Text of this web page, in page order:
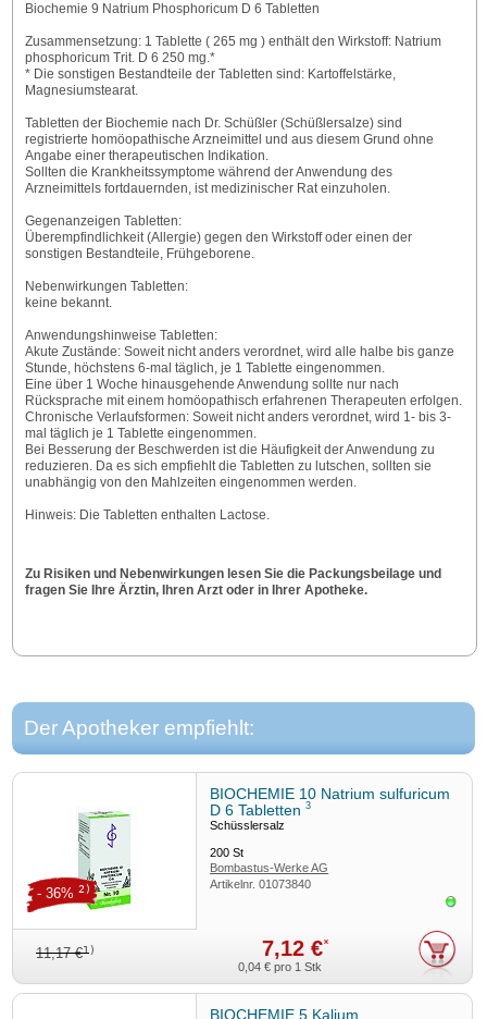
Biochemie 9 Natrium Phosphoricum D 6 Tabletten
Zusammensetzung: 1 Tablette ( 265 mg ) enthält den Wirkstoff: Natrium
phosphoricum Trit. D 6 250 mg.*
* Die sonstigen Bestandteile der Tabletten sind: Kartoffelstärke,
Magnesiumstearat.
Tabletten der Biochemie nach Dr. Schüßler (Schüßlersalze) sind
registrierte homöopathische Arzneimittel und aus diesem Grund ohne
Angabe einer therapeutischen Indikation.
Sollten die Krankheitssymptome während der Anwendung des
Arzneimittels fortdauernden, ist medizinischer Rat einzuholen.
Gegenanzeigen Tabletten:
Überempfindlichkeit (Allergie) gegen den Wirkstoff oder einen der
sonstigen Bestandteile, Frühgeborene.
Nebenwirkungen Tabletten:
keine bekannt.
Anwendungshinweise Tabletten:
Akute Zustände: Soweit nicht anders verordnet, wird alle halbe bis ganze
Stunde, höchstens 6-mal täglich, je 1 Tablette eingenommen.
Eine über 1 Woche hinausgehende Anwendung sollte nur nach
Rücksprache mit einem homöopathisch erfahrenen Therapeuten erfolgen.
Chronische Verlaufsformen: Soweit nicht anders verordnet, wird 1- bis 3-
mal täglich je 1 Tablette eingenommen.
Bei Besserung der Beschwerden ist die Häufigkeit der Anwendung zu
reduzieren. Da es sich empfiehlt die Tabletten zu lutschen, sollten sie
unabhängig von den Mahlzeiten eingenommen werden.
Hinweis: Die Tabletten enthalten Lactose.
Zu Risiken und Nebenwirkungen lesen Sie die Packungsbeilage und
fragen Sie Ihre Ärztin, Ihren Arzt oder in Ihrer Apotheke.
Der Apotheker empfiehlt:
BIOCHEMIE 10 Natrium sulfuricum
D 6 Tabletten3
Schüsslersalz
200St
Bombastus-Werke AG
Artikelnr.01073840
11,17 €1) 7,12 €*
- 36% 2)
0,04 € pro 1 Stk
BIOCHEMIE 5 Kalium